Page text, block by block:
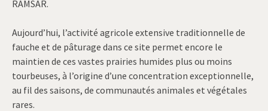
RAMSAR.
Aujourd’hui, l’activité agricole extensive traditionnelle de
fauche et de pâturage dans ce site permet encore le
maintien de ces vastes prairies humides plus ou moins
tourbeuses, à l’origine d’une concentration exceptionnelle,
au fil des saisons, de communautés animales et végétales
rares.